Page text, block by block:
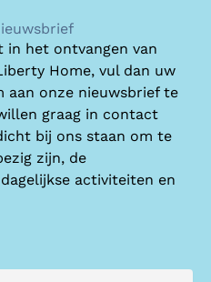
in het ontvangen van
Home, vul dan uw
aan onze nieuwsbrief te
graag in contact
bij ons staan om te
zijn, de
activiteiten en